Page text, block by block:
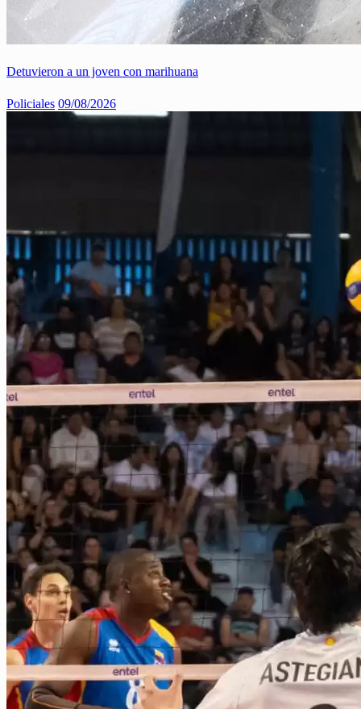
Detuvieron a un joven con marihuana
Policiales 09/08/2026